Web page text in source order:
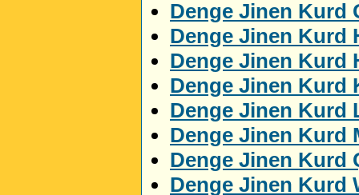
Denge Jinen Kurd
Denge Jinen Kurd
Denge Jinen Kurd
Denge Jinen Kurd
Denge Jinen Kurd
Denge Jinen Kurd
Denge Jinen Kurd
Denge Jinen Kurd